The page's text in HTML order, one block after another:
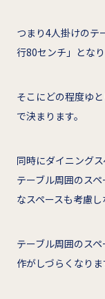
つまり4人掛けの
行80センチ」となり
そこにどの程度ゆ
で決まります。
同時にダイニング
テーブル周囲のス
なスペースも考慮し
テーブル周囲のス
作がしづらくなりま